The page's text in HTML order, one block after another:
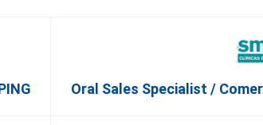
Oral Sales Specialist /